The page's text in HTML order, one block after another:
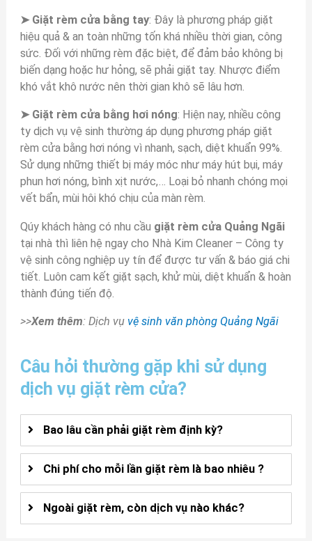
➤ Giặt rèm cửa bằng tay: Đây là phương pháp giặt
hiệu quả & an toàn những tốn khá nhiều thời gian, công
sức. Đối với những rèm đặc biệt, để đảm bảo không bị
biến dạng hoặc hư hỏng, sẽ phải giặt tay. Nhược điểm
khó vắt khô nước nên thời gian khô sẽ lâu hơn.
➤ Giặt rèm cửa bằng hơi nóng: Hiện nay, nhiều công
ty dịch vụ vệ sinh thường áp dụng phương pháp giặt
rèm cửa bằng hơi nóng vì nhanh, sạch, diệt khuẩn 99%.
Sử dụng những thiết bị máy móc như máy hút bụi, máy
phun hơi nóng, bình xịt nước,… Loại bỏ nhanh chóng mọi
vết bẩn, mùi hôi khó chịu của màn rèm.
Qúy khách hàng có nhu cầu giặt rèm cửa Quảng Ngãi
tại nhà thì liên hệ ngay cho Nhà Kim Cleaner – Công ty
vệ sinh công nghiệp uy tín để được tư vấn & báo giá chi
tiết. Luôn cam kết giặt sạch, khử mùi, diệt khuẩn & hoàn
thành đúng tiến độ.
>>Xem thêm: Dịch vụ vệ sinh văn phòng Quảng Ngãi
Câu hỏi thường gặp khi sử dụng
dịch vụ giặt rèm cửa?
Bao lâu cần phải giặt rèm định kỳ?
Chi phí cho mỗi lần giặt rèm là bao nhiêu ?
Ngoài giặt rèm, còn dịch vụ nào khác?